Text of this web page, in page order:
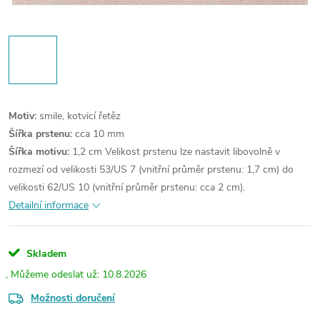
Motiv: smile, kotvicí řetěz
Šířka prstenu: cca 10 mm
Šířka motivu: 1,2 cm Velikost prstenu lze nastavit libovolně v
rozmezí od velikosti 53/US 7 (vnitřní průměr prstenu: 1,7 cm) do
velikosti 62/US 10 (vnitřní průměr prstenu: cca 2 cm).
Detailní informace
Skladem
10.8.2026
Možnosti doručení